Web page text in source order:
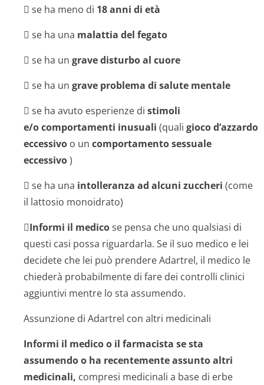
 se ha meno di 18 anni di età
 se ha una malattia del fegato
 se ha un grave disturbo al cuore
 se ha un grave problema di salute mentale
 se ha avuto esperienze di stimoli
e/o comportamenti inusuali (quali gioco d’azzardo
eccessivo o un comportamento sessuale
eccessivo)
 se ha una intolleranza ad alcuni zuccheri (come
il lattosio monoidrato)
Informi il medicose pensa che uno qualsiasi di
questi casi possa riguardarla. Se il suo medico e lei
decidete che lei può prendere Adartrel, il medico le
chiederà probabilmente di fare dei controlli clinici
aggiuntivi mentre lo sta assumendo.
Assunzione di Adartrel con altri medicinali
Informi il medico o il farmacista se sta
assumendo o ha recentemente assunto altri
medicinali, compresi medicinali a base di erbe